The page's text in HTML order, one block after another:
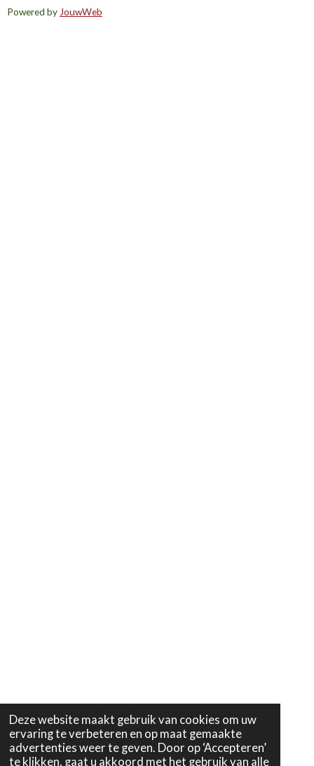
Deze website maakt gebruik van cookies om uw
ervaring te verbeteren en op maat gemaakte
advertenties weer te geven. Door op ‘Accepteren’
te klikken, gaat u akkoord met het gebruik van alle
Powered by JouwWeb